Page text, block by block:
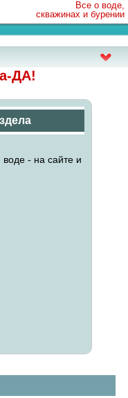
Все о воде,
скважинах и бурении
ДА!
воде - на сайте и